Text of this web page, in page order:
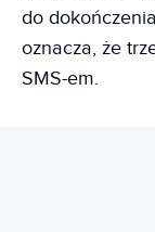
do
oznacza, że
SMS-em.